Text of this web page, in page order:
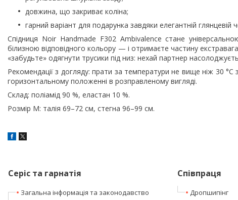
довжина, що закриває коліна;
гарний варіант для подарунка завдяки елегантній глянцевій
Спідниця Noir Handmade F302 Ambivalence стане
білизною відповідного кольору — і отримаєте частину
«забудьте» одягнути трусики під низ: нехай партнер
Рекомендації з догляду: прати за температури не вище ніж 30
горизонтальному положенні в розправленому вигляді.
Склад: поліамід 90 %, еластан 10 %.
Розмір M: талія 69–72 см, стегна 96–99 см.
Серіс та гарнатія
Загальна інформація та законодавство
Співпраця
Дропшипінг